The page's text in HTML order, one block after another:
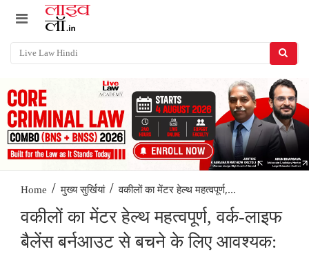
Home / मुख्य सुर्खियां / वकीलों का मेंटर हेल्थ महत्वपूर्ण,...
वकीलों का मेंटर हेल्थ महत्वपूर्ण, वर्क-लाइफ
बैलेंस बर्नआउट से बचने के लिए आवश्यक: